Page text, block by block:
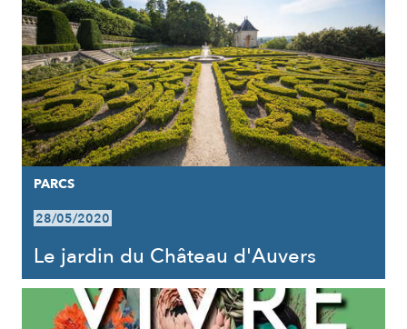
PARCS
28/05/2020
Le jardin du Château d'Auvers